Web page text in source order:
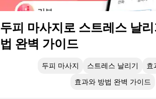
두피 마사지로 스트레스 날
법 완벽 가이드
두피 마사지 스트레스 날리기
효
효과와 방법 완벽 가이드